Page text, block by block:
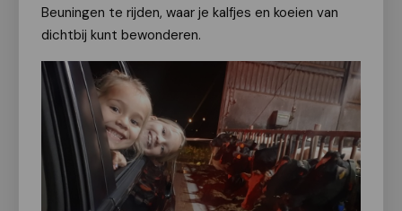
Beuningen te rijden, waar je kalfjes en koeien van
dichtbij kunt bewonderen.